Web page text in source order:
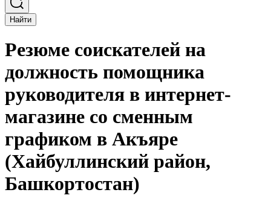
Найти
Резюме соискателей на
должность помощника
руководителя в интернет-
магазине со сменным
графиком в Акъяре
(Хайбуллинский район,
Башкортостан)